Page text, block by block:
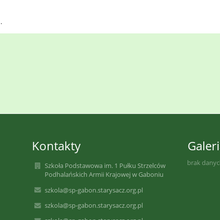
.
Kontakty
Szkoła Podstawowa im. 1 Pułku Strzelców
Podhalańskich Armii Krajowej w Gaboniu
szkola@sp-gabon.starysacz.org.pl
szkola@sp-gabon.starysacz.org.pl
brak